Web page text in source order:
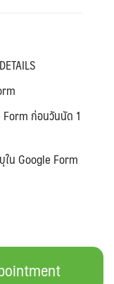
Form ก่อนวันนัด 1
ใน Google Form